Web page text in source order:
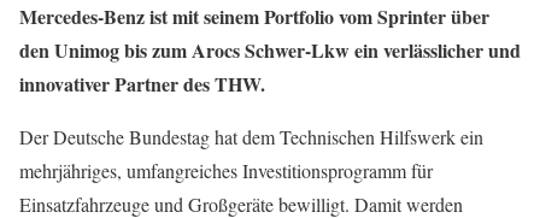
Mercedes-Benz ist mit seinem Portfolio vom Sprinter über
den Unimog bis zum Arocs Schwer-Lkw ein verlässlicher und
innovativer Partner des THW.
Der Deutsche Bundestag hat dem Technischen Hilfswerk ein
mehrjähriges, umfangreiches Investitionsprogramm für
Einsatzfahrzeuge und Großgeräte bewilligt. Damit werden